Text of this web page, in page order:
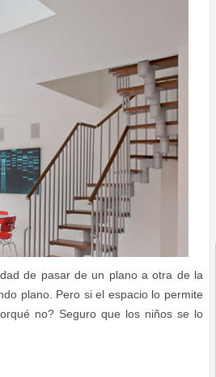
de pasar de un plano a otra de la
plano. Pero si el espacio lo permite
no? Seguro que los niños se lo